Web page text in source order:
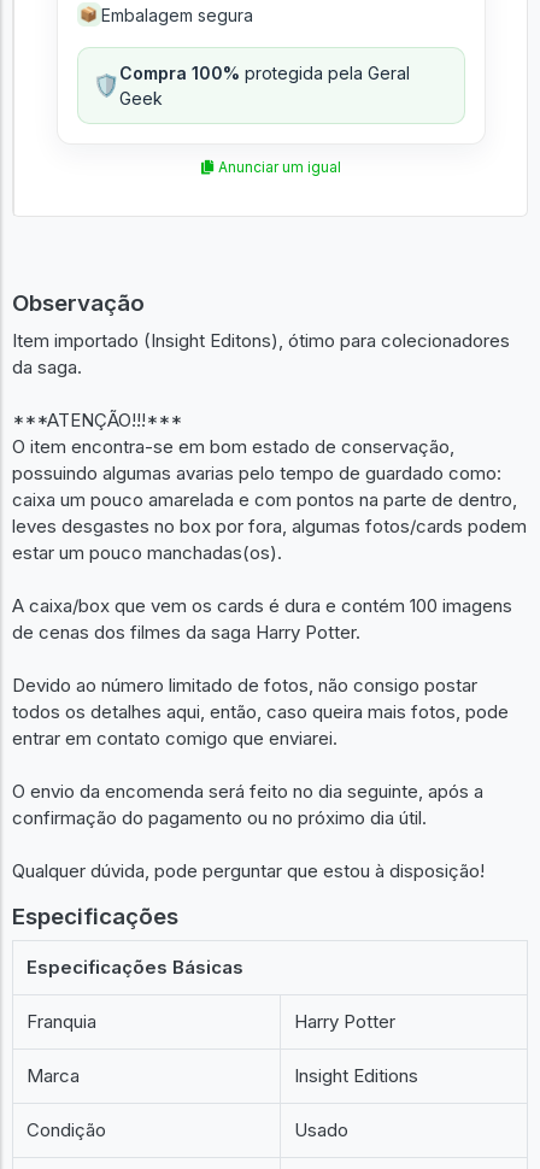
📦 Embalagem segura
🛡️Compra 100% protegida pela Geral
Geek
Anunciar um igual
Observação
Item importado (Insight Editons), ótimo para colecionadores
da saga.
***ATENÇÃO!!!***
O item encontra-se em bom estado de conservação,
possuindo algumas avarias pelo tempo de guardado como:
caixa um pouco amarelada e com pontos na parte de dentro,
leves desgastes no box por fora, algumas fotos/cards podem
estar um pouco manchadas(os).
A caixa/box que vem os cards é dura e contém 100 imagens
de cenas dos filmes da saga Harry Potter.
Devido ao número limitado de fotos, não consigo postar
todos os detalhes aqui, então, caso queira mais fotos, pode
entrar em contato comigo que enviarei.
O envio da encomenda será feito no dia seguinte, após a
confirmação do pagamento ou no próximo dia útil.
Qualquer dúvida, pode perguntar que estou à disposição!
Especificações
Especificações Básicas
Franquia Harry Potter
Marca Insight Editions
Condição Usado